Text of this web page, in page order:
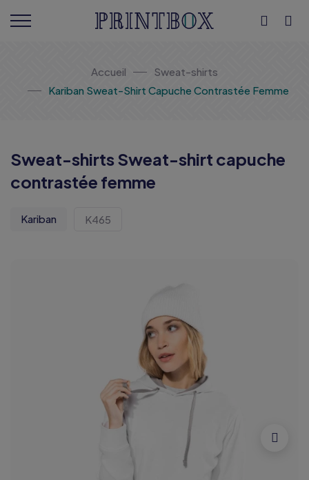
Accueil
Sweat-shirts
Kariban Sweat-Shirt Capuche Contrastée Femme
Sweat-shirts Sweat-shirt capuche
contrastée femme
Kariban K465